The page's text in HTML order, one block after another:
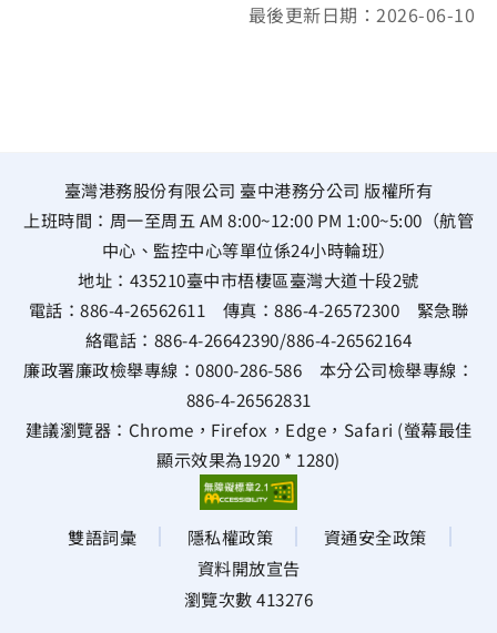
最後更新日期：2026-06-10
臺灣港務股份有限公司 臺中港務分公司 版權所有
上班時間：周一至周五 AM 8:00~12:00 PM 1:00~5:00（航管
中心、監控中心等單位係24小時輪班）
地址： 435210臺中市梧棲區臺灣大道十段2號
電話：886-4-26562611 傳真：886-4-26572300 緊急聯
絡電話： 886-4-26642390/886-4-26562164
廉政署廉政檢舉專線： 0800-286-586 本分公司檢舉專線：
886-4-26562831
建議瀏覽器：Chrome，Firefox，Edge，Safari (螢幕最佳
顯示效果為1920 * 1280)
雙語詞彙 隱私權政策
資通安全政策
資料開放宣告
瀏覽次數 413276